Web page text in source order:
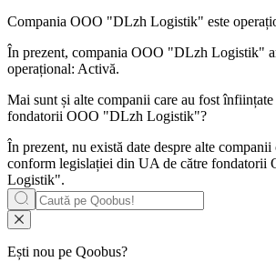
Compania OOO "DLzh Logistik" este
În prezent, compania OOO "DLzh Logistik"
operațional: Activă.
Mai sunt și alte companii care au fost
fondatorii OOO "DLzh Logistik"?
În prezent, nu există date despre alte
conform legislației din UA de către fondatorii
Logistik".
Ești nou pe Qoobus?